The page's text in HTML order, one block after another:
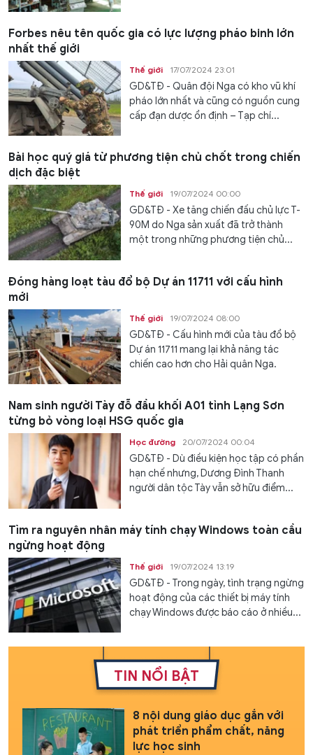
Forbes nêu tên quốc gia có lực lượng pháo binh lớn
nhất thế giới
Thế giới 17/07/2024 23:01
GD&TĐ - Quân đội Nga có kho vũ khí
pháo lớn nhất và cũng có nguồn cung
cấp đạn dược ổn định – Tạp chí...
Bài học quý giá từ phương tiện chủ chốt trong chiến
dịch đặc biệt
Thế giới 19/07/2024 00:00
GD&TĐ - Xe tăng chiến đấu chủ lực T-
90M do Nga sản xuất đã trở thành
một trong những phương tiện chủ...
Đóng hàng loạt tàu đổ bộ Dự án 11711 với cấu hình
mới
Thế giới 19/07/2024 08:00
GD&TĐ - Cấu hình mới của tàu đổ bộ
Dự án 11711 mang lại khả năng tác
chiến cao hơn cho Hải quân Nga.
Nam sinh người Tày đỗ đầu khối A01 tỉnh Lạng Sơn
từng bỏ vòng loại HSG quốc gia
Học đường 20/07/2024 00:04
GD&TĐ - Dù điều kiện học tập có phần
hạn chế nhưng, Dương Đình Thanh
người dân tộc Tày vẫn sở hữu điểm...
Tìm ra nguyên nhân máy tính chạy Windows toàn cầu
ngừng hoạt động
Thế giới 19/07/2024 13:19
GD&TĐ - Trong ngày, tình trạng ngừng
hoạt động của các thiết bị máy tính
chạy Windows được báo cáo ở nhiều...
TIN NỔI BẬT
8 nội dung giáo dục gắn với
phát triển phẩm chất, năng
lực học sinh